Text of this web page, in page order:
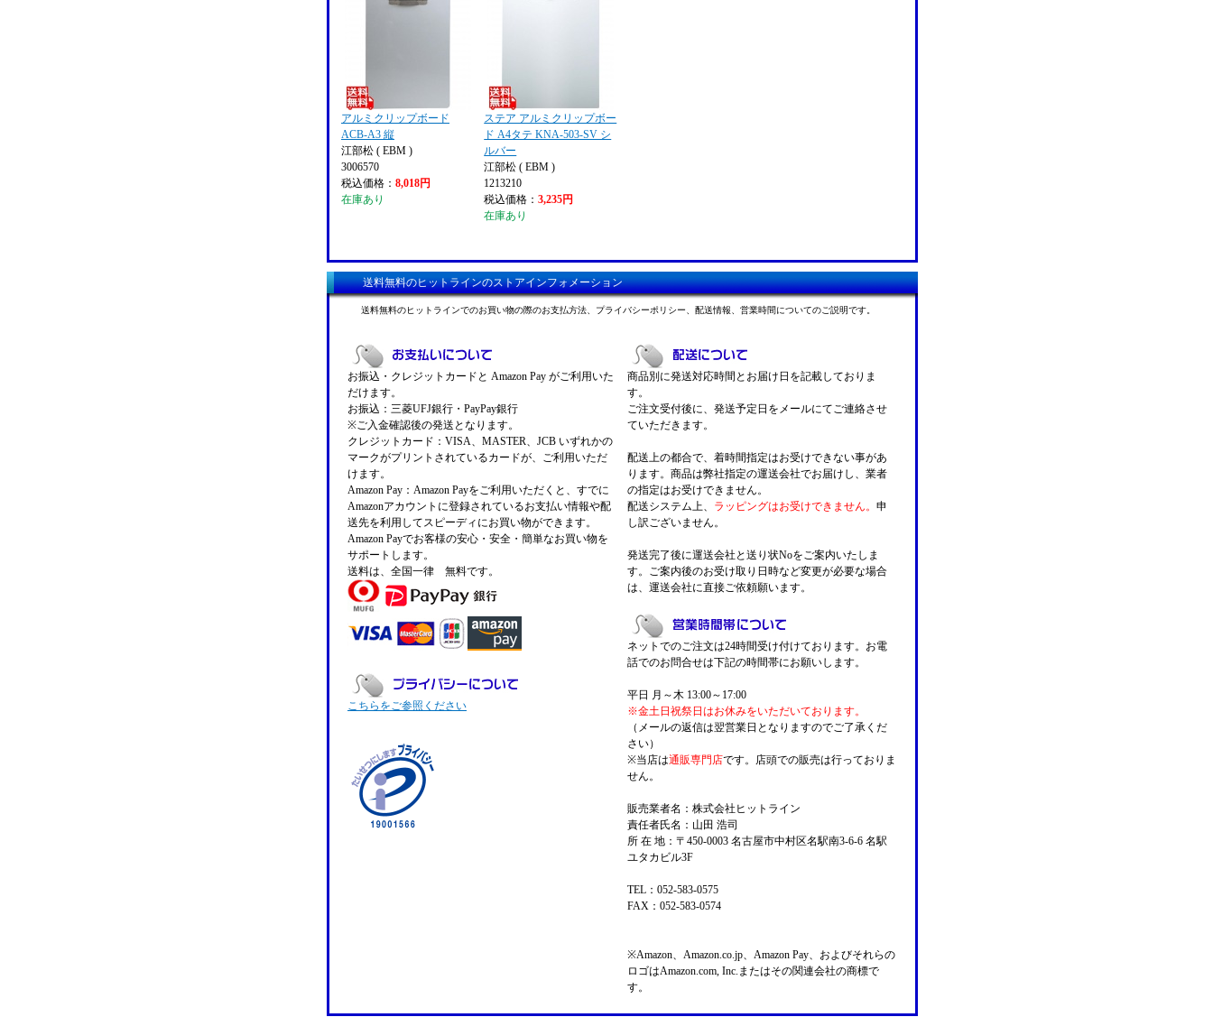
アルミクリップボード
ACB-A3 縦
江部松 ( EBM )
3006570
税込価格： 8,018円
在庫あり
ステア アルミクリップボー
ド A4タテ KNA-503-SV シ
ルバー
江部松 ( EBM )
1213210
税込価格：3,235円
在庫あり
送料無料のヒットラインのストアインフォメーション
送料無料のヒットラインでのお買い物の際のお支払方法、プライバシーポリシー、配送情報、営業時間についてのご説明です。
お振込・クレジットカードと Amazon Pay がご利用いた
だけます。
お振込：三菱UFJ銀行・PayPay銀行
※ご入金確認後の発送となります。
クレジットカード：VISA、MASTER、JCB いずれかの
マークがプリントされているカードが、ご利用いただ
けます。
Amazon Pay：Amazon Payをご利用いただくと、すでに
Amazonアカウントに登録されているお支払い情報や配
送先を利用してスピーディにお買い物ができます。
Amazon Payでお客様の安心・安全・簡単なお買い物を
サポートします。
送料は、全国一律 無料です。
こちらをご参照ください
商品別に発送対応時間とお届け日を記載しておりま
す。
ご注文受付後に、発送予定日をメールにてご連絡させ
ていただきます。
配送上の都合で、着時間指定はお受けできない事があ
ります。商品は弊社指定の運送会社でお届けし、業者
の指定はお受けできません。
配送システム上、
ラッピングはお受けできません。 申
し訳ございません。
発送完了後に運送会社と送り状Noをご案内いたしま
す。ご案内後のお受け取り日時など変更が必要な場合
は、運送会社に直接ご依頼願います。
ネットでのご注文は24時間受け付けております。お電
話でのお問合せは下記の時間帯にお願いします。
平日 月～木 13:00～17:00
※金土日祝祭日はお休みをいただいております。
（メールの返信は翌営業日となりますのでご了承くだ
さい）
※当店は通販専門店です。店頭での販売は行っておりま
せん。
販売業者名：株式会社ヒットライン
責任者氏名：山田 浩司
所 在 地：〒450-0003 名古屋市中村区名駅南3-6-6 名駅
ユタカビル3F
TEL：052-583-0575
FAX：052-583-0574
※Amazon、Amazon.co.jp、Amazon Pay、およびそれらの
ロゴはAmazon.com, Inc.またはその関連会社の商標で
す。